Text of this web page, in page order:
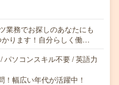
業務でお探しのあなたにも
かります！自分らしく働…
パソコンスキル不要 / 英語力
幅広い年代が活躍中！